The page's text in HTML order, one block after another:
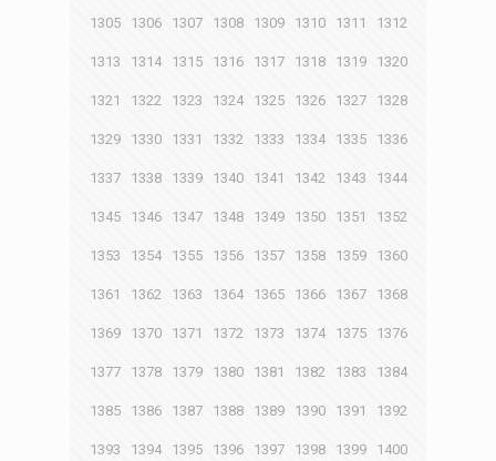
1305 1306 1307 1308 1309 1310 1311 1312
1313 1314 1315 1316 1317 1318 1319 1320
1321 1322 1323 1324 1325 1326 1327 1328
1329 1330 1331 1332 1333 1334 1335 1336
1337 1338 1339 1340 1341 1342 1343 1344
1345 1346 1347 1348 1349 1350 1351 1352
1353 1354 1355 1356 1357 1358 1359 1360
1361 1362 1363 1364 1365 1366 1367 1368
1369 1370 1371 1372 1373 1374 1375 1376
1377 1378 1379 1380 1381 1382 1383 1384
1385 1386 1387 1388 1389 1390 1391 1392
1393 1394 1395 1396 1397 1398 1399 1400